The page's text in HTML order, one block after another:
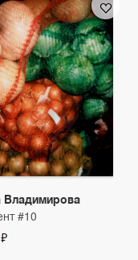
Владимирова
#10